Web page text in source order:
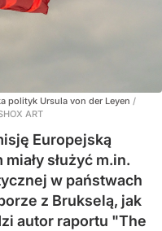
polityk Ursula von der Leyen /
ART
Europejską
służyć m.in.
w państwach
z Brukselą, jak
autor raportu "The